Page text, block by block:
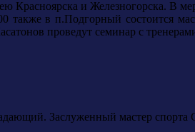
Красноярска и Железногорска. В
также в п.Подгорный состоится
проведут семинар с
Заслуженный мастер